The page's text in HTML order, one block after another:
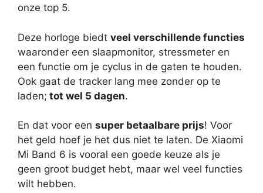
onze top 5.
Deze horloge biedt veel verschillende functies
waaronder een slaapmonitor, stressmeter en
een functie om je cyclus in de gaten te houden.
Ook gaat de tracker lang mee zonder op te
laden; tot wel 5 dagen.
En dat voor een super betaalbare prijs! Voor
het geld hoef je het dus niet te laten. De Xiaomi
Mi Band 6 is vooral een goede keuze als je
geen groot budget hebt, maar wel veel functies
wilt hebben.